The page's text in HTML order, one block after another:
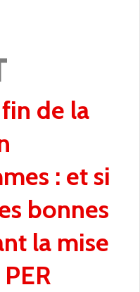
de la
: et si
bonnes
la mise